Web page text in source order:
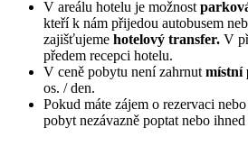
V areálu hotelu je možnost
kteří k nám přijedou autobusem
zajišťujeme hotelový transfer. V
předem recepci hotelu.
V ceně pobytu není zahrnut místní
os. / den.
Pokud máte zájem o rezervaci
pobyt nezávazně poptat nebo